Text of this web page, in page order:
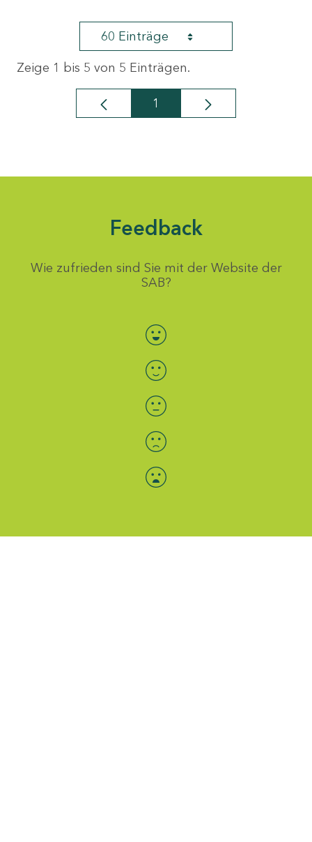
60 Einträge
Zeige 1 bis 5 von 5 Einträgen.
Seite
1
Feedback
Wie zufrieden sind Sie mit der Website der
SAB?
Bewertung auswählen